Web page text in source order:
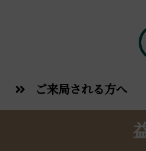
ご来局される方へ